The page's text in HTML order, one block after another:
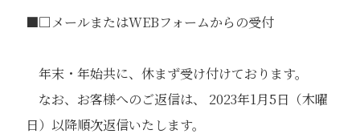
■□メールまたはWEBフォームからの受付
年末・年始共に、休まず受け付けております。
なお、お客様へのご返信は、 2023年1月5日（木曜
日）以降順次返信いたします。